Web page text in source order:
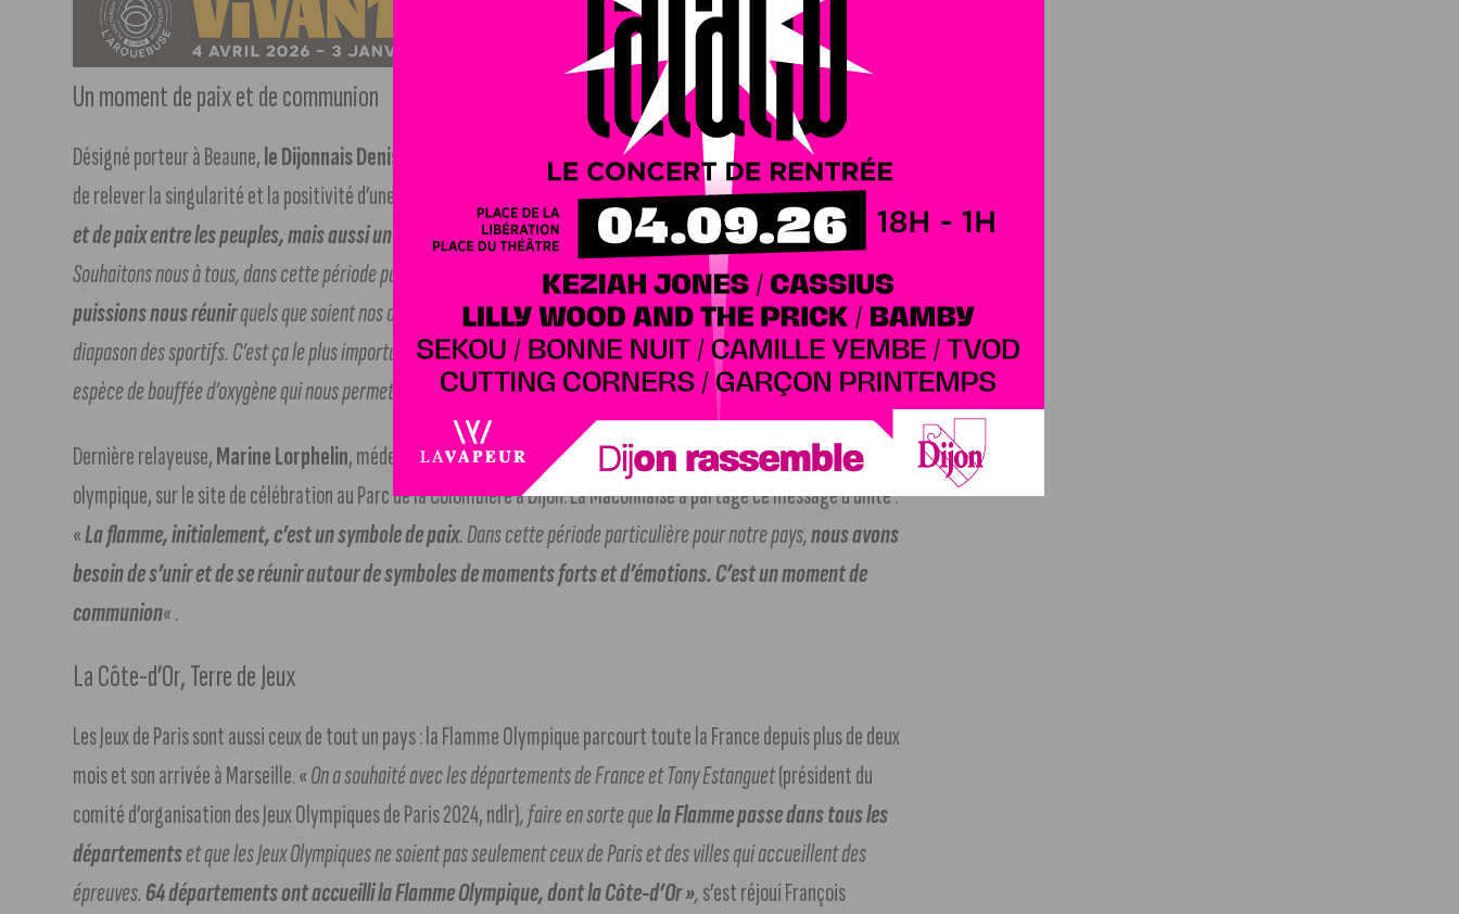
Un moment de paix et de communion
Désigné porteur à Beaune,le Dijonnais Denis Brogniart
, journaliste et présentateur de Koh-Lanta n’a pas manqué
de relever la singularité et la positivité d’une tel rassemblement : «
C’est l’introduction d’un moment de partage
et de paix entre les peuples, mais aussi un moment de communion
pour nous autour de nos sportifs Français
(…)
Souhaitons nous à tous, dans cette période particulièrement troublée en France et dans le monde, quenous
puissions nous réunirquels que soient nos obédiences, points de vue et opinions ; et que nous puissions vibrer au
diapason des sportifs. C’est ça le plus important. Je crois que si nous y arrivons pendant 15 jours, cela donnera une
espèce de bouffée d’oxygène qui nous permettra d’aborder la rentrée avec plus d’optimisme ».
Dernière relayeuse,Marine Lorphelin, médecin et Miss France 2013, a eu l’honneur d’allumer le chaudron
olympique, sur le site de célébration au Parc de la Colombière à Dijon. La Mâconnaise a partagé ce message d’unité :
«La flamme, initialement, c’est un symbole de paix. Dans cette période particulière pour notre pays,nous avons
besoin de s’unir et de se réunir autour de symboles de moments forts et d’émotions. C’est un moment de
communion«.
La Côte-d’Or, Terre de Jeux
Les Jeux de Paris sont aussi ceux de tout un pays : la Flamme Olympique parcourt toute la France depuis plus de deux
mois et son arrivée à Marseille. «On a souhaité avec les départements de France et Tony Estanguet(président du
comité d’organisation des Jeux Olympiques de Paris 2024, ndlr), faire en sorte quela Flamme passe dans tous les
départementset que les Jeux Olympiques ne soient pas seulement ceux de Paris et des villes qui accueillent des
épreuves.64 départements ont accueilli la Flamme Olympique, dont la Côte-d’Or »,s’est réjoui François